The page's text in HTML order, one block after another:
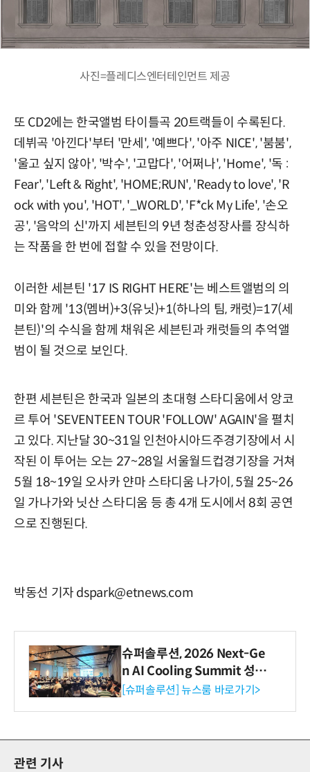
사진=플레디스엔터테인먼트 제공
또 CD2에는 한국앨범 타이틀곡 20트랙들이 수록된다.
데뷔곡 '아낀다'부터 '만세', '예쁘다', '아주 NICE', '붐붐',
'울고 싶지 않아', '박수', '고맙다', '어쩌나', 'Home', '독 :
Fear', 'Left & Right', 'HOME;RUN', 'Ready to love', 'R
ock with you', 'HOT', '_WORLD', 'F*ck My Life', '손오
공', '음악의 신'까지 세븐틴의 9년 청춘성장사를 장식하
는 작품을 한 번에 접할 수 있을 전망이다.
이러한 세븐틴 '17 IS RIGHT HERE'는 베스트앨범의 의
미와 함께 '13(멤버)+3(유닛)+1(하나의 팀, 캐럿)=17(세
븐틴)'의 수식을 함께 채워온 세븐틴과 캐럿들의 추억앨
범이 될 것으로 보인다.
한편 세븐틴은 한국과 일본의 초대형 스타디움에서 앙코
르 투어 'SEVENTEEN TOUR 'FOLLOW' AGAIN'을 펼치
고 있다. 지난달 30~31일 인천아시아드주경기장에서 시
작된 이 투어는 오는 27~28일 서울월드컵경기장을 거쳐
5월 18~19일 오사카 얀마 스타디움 나가이, 5월 25~26
일 가나가와 닛산 스타디움 등 총 4개 도시에서 8회 공연
으로 진행된다.
박동선 기자 dspark@etnews.com
슈퍼솔루션, 2026 Next-Ge
n AI Cooling Summit 성황
리 성료
[슈퍼솔루션] 뉴스룸 바로가기>
관련 기사